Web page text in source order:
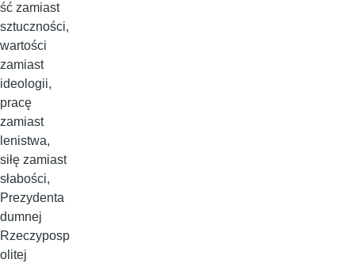
ść zamiast
sztuczności,
wartości
zamiast
ideologii,
pracę
zamiast
lenistwa,
siłę zamiast
słabości,
Prezydenta
dumnej
Rzeczyposp
olitej